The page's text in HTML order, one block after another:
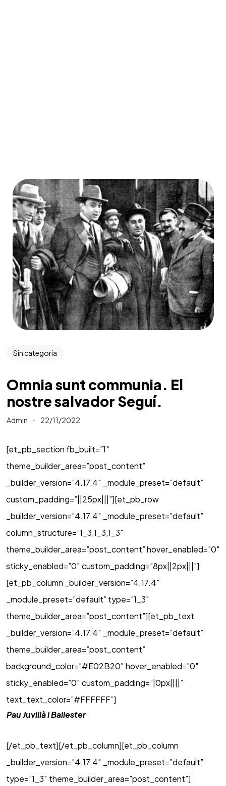
Sin categoría
Omnia sunt communia. El
nostre salvador Seguí.
Admin 22/11/2022
[et_pb_section fb_built=”1″
theme_builder_area=”post_content”
_builder_version=”4.17.4″ _module_preset=”default”
custom_padding=”||25px|||”][et_pb_row
_builder_version=”4.17.4″ _module_preset=”default”
column_structure=”1_3,1_3,1_3″
theme_builder_area=”post_content” hover_enabled=”0″
sticky_enabled=”0″ custom_padding=”8px||2px|||”]
[et_pb_column _builder_version=”4.17.4″
_module_preset=”default” type=”1_3″
theme_builder_area=”post_content”][et_pb_text
_builder_version=”4.17.4″ _module_preset=”default”
theme_builder_area=”post_content”
background_color=”#E02B20″ hover_enabled=”0″
sticky_enabled=”0″ custom_padding=”|0px||||”
text_text_color=”#FFFFFF”]
Pau Juvillà i Ballester
[/et_pb_text][/et_pb_column][et_pb_column
_builder_version=”4.17.4″ _module_preset=”default”
type=”1_3″ theme_builder_area=”post_content”]